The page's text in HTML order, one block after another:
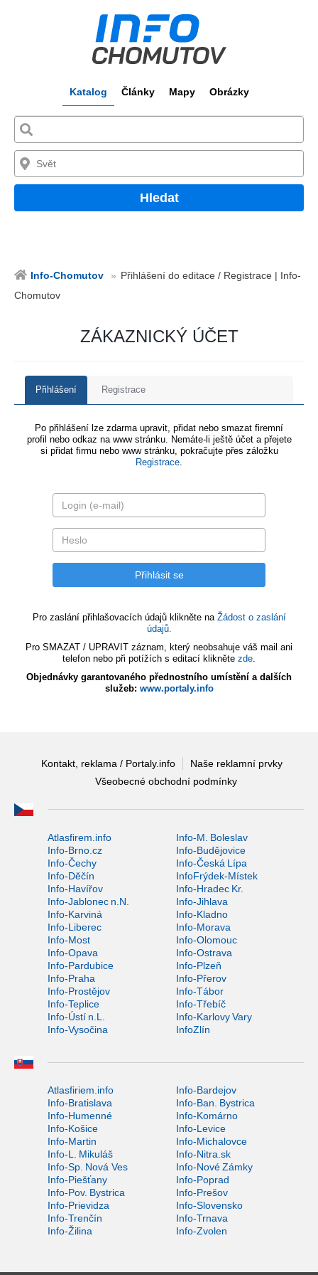
Katalog Články Mapy Obrázky
Hledat
Info-Chomutov
Přihlášení do editace / Registrace | Info-
Chomutov
ZÁKAZNICKÝ ÚČET
Přihlášení Registrace
Po přihlášení lze zdarma upravit, přidat nebo smazat firemní
profil nebo odkaz na www stránku. Nemáte-li ještě účet a přejete
si přidat firmu nebo www stránku, pokračujte přes záložku
Registrace.
Pro zaslání přihlašovacích údajů klikněte na Žádost o zaslání
údajů.
Pro SMAZAT / UPRAVIT záznam, který neobsahuje váš mail ani
telefon nebo při potížích s editací klikněte zde.
Objednávky garantovaného přednostního umístění a dalších
služeb: www.portaly.info
Kontakt, reklama / Portaly.info
Naše reklamní prvky
Všeobecné obchodní podmínky
Atlasfirem.info
Info-M. Boleslav
Info-Brno.cz
Info-Budějovice
Info-Čechy
Info-Česká Lípa
Info-Děčín
InfoFrýdek-Místek
Info-Havířov
Info-Hradec Kr.
Info-Jablonec n.N.
Info-Jihlava
Info-Karviná
Info-Kladno
Info-Liberec
Info-Morava
Info-Most
Info-Olomouc
Info-Opava
Info-Ostrava
Info-Pardubice
Info-Plzeň
Info-Praha
Info-Přerov
Info-Prostějov
Info-Tábor
Info-Teplice
Info-Třebíč
Info-Ústí n.L.
Info-Karlovy Vary
Info-Vysočina
InfoZlín
Atlasfiriem.info
Info-Bardejov
Info-Bratislava
Info-Ban. Bystrica
Info-Humenné
Info-Komárno
Info-Košice
Info-Levice
Info-Martin
Info-Michalovce
Info-L. Mikuláš
Info-Nitra.sk
Info-Sp. Nová Ves
Info-Nové Zámky
Info-Piešťany
Info-Poprad
Info-Pov. Bystrica
Info-Prešov
Info-Prievidza
Info-Slovensko
Info-Trenčín
Info-Trnava
Info-Žilina
Info-Zvolen